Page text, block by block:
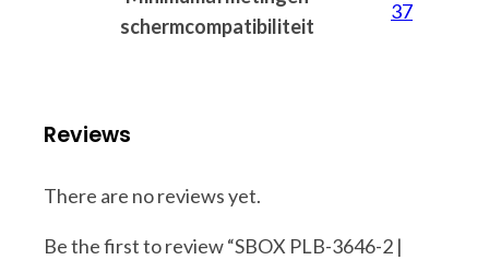
schermcompatibiliteit
37
Reviews
There are no reviews yet.
Be the first to review “SBOX PLB-3646-2 |